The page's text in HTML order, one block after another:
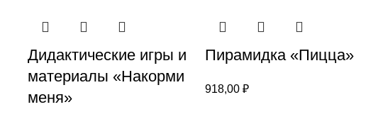
Дидактические игры и
материалы «Накорми
меня»
Пирамидка «Пицца»
918,00 ₽